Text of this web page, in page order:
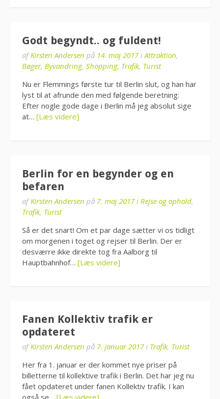
Godt begyndt.. og fuldent!
afKirsten Andersen på 14. maj 2017iAttraktion,
Bøger, Byvandring, Shopping, Trafik, Turist
Nu er Flemmings første tur til Berlin slut, og han har
lyst til at afrunde den med følgende beretning:
Efter nogle gode dage i Berlin må jeg absolut sige
at… [Læs videre]
Berlin for en begynder og en
befaren
afKirsten Andersen på 7. maj 2017i Rejse og ophold,
Trafik, Turist
Så er det snart! Om et par dage sætter vi os tidligt
om morgenen i toget og rejser til Berlin. Der er
desværre ikke direkte tog fra Aalborg til
Hauptbahnhof… [Læs videre]
Fanen Kollektiv trafik er
opdateret
afKirsten Andersen på 7. januar 2017i Trafik, Turist
Her fra 1. januar er der kommet nye priser på
billetterne til kollektive trafik i Berlin. Det har jeg nu
fået opdateret under fanen Kollektiv trafik. I kan
også se… [Læs videre]